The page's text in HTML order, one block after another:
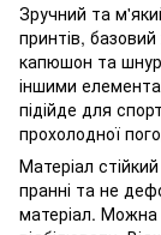
Зручний та
принтів,
капюшон та
іншими
підійде для
прохолодної
Матеріал
пранні та не
матеріал. Можна